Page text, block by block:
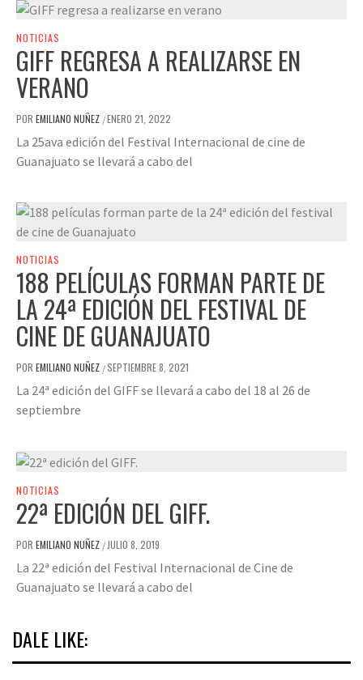
NOTICIAS
GIFF REGRESA A REALIZARSE EN
VERANO
POR EMILIANO NUÑEZ /ENERO 21, 2022
La 25ava edición del Festival Internacional de cine de
Guanajuato se llevará a cabo del
NOTICIAS
188 PELÍCULAS FORMAN PARTE DE
LA 24ª EDICIÓN DEL FESTIVAL DE
CINE DE GUANAJUATO
POR EMILIANO NUÑEZ /SEPTIEMBRE 8, 2021
La 24ª edición del GIFF se llevará a cabo del 18 al 26 de
septiembre
NOTICIAS
22ª EDICIÓN DEL GIFF.
POR EMILIANO NUÑEZ /JULIO 8, 2019
La 22ª edición del Festival Internacional de Cine de
Guanajuato se llevará a cabo del
DALE LIKE: